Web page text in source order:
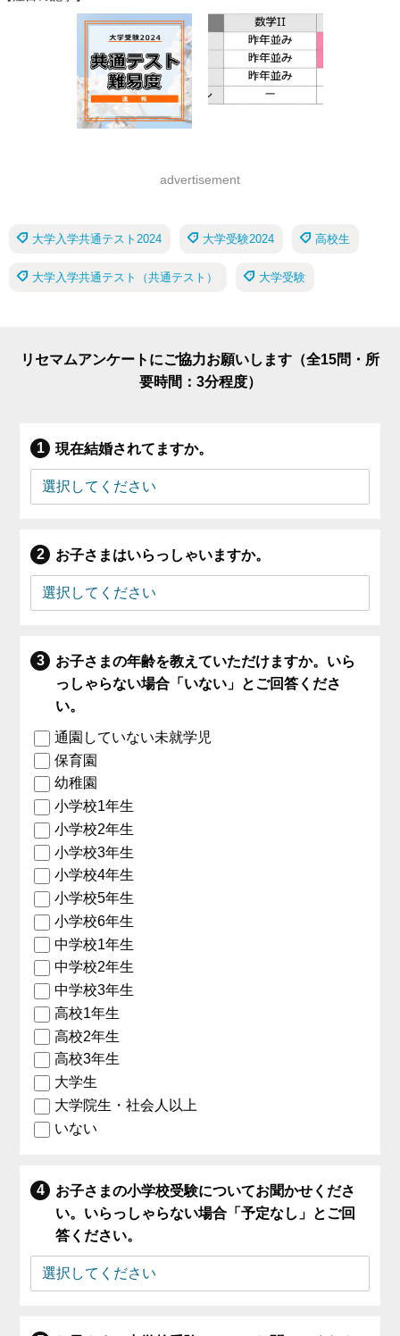
advertisement
大学入学共通テスト2024 大学受験2024 高校生
大学入学共通テスト（共通テスト） 大学受験
リセマムアンケートにご協力お願いします（全15問・所
要時間：3分程度）
現在結婚されてますか。
お子さまはいらっしゃいますか。
お子さまの年齢を教えていただけますか。いら
っしゃらない場合「いない」とご回答くださ
い。
通園していない未就学児
保育園
幼稚園
小学校1年生
小学校2年生
小学校3年生
小学校4年生
小学校5年生
小学校6年生
中学校1年生
中学校2年生
中学校3年生
高校1年生
高校2年生
高校3年生
大学生
大学院生・社会人以上
いない
お子さまの小学校受験についてお聞かせくださ
い。いらっしゃらない場合「予定なし」とご回
答ください。